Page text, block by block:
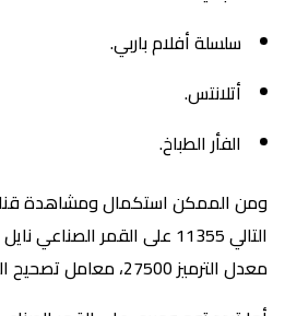
سلسلة أفلام باربي.
أتلانتس.
الفأر الطباخ.
ومن الممكن استكمال ومشاهدة
التالي 11355 على القمر
معدل الترميز 27500، معامل تصحيح الخطأ 6/5.